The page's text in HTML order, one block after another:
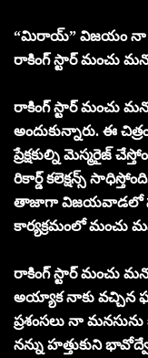
“మిరాయ్” విజయం నా
రాకింగ్ స్టార్ మంచు
రాకింగ్ స్టార్ మంచు
అందుకున్నారు. ఈ
ప్రేక్షకుల్ని
రికార్డ్ కలెక్షన్స్
తాజాగా విజయవాడలో
కార్యక్రమంలో మంచు
రాకింగ్ స్టార్ మంచు
అయ్యాక నాకు వచ్చిన
ప్రశంసలు నా
నన్ను హత్తుకుని